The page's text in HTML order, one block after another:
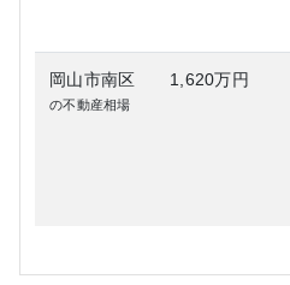
岡山市南区
の不動産相場
1,620万円